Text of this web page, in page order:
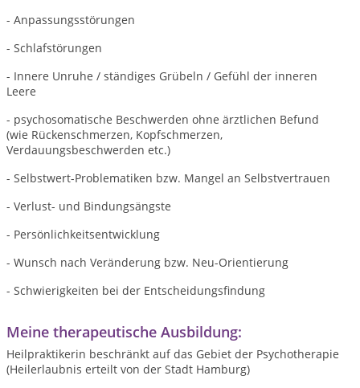
- Anpassungsstörungen
- Schlafstörungen
- Innere Unruhe / ständiges Grübeln / Gefühl der inneren
Leere
- psychosomatische Beschwerden ohne ärztlichen Befund
(wie Rückenschmerzen, Kopfschmerzen,
Verdauungsbeschwerden etc.)
- Selbstwert-Problematiken bzw. Mangel an Selbstvertrauen
- Verlust- und Bindungsängste
- Persönlichkeitsentwicklung
- Wunsch nach Veränderung bzw. Neu-Orientierung
- Schwierigkeiten bei der Entscheidungsfindung
Meine therapeutische Ausbildung:
Heilpraktikerin beschränkt auf das Gebiet der Psychotherapie
(Heilerlaubnis erteilt von der Stadt Hamburg)